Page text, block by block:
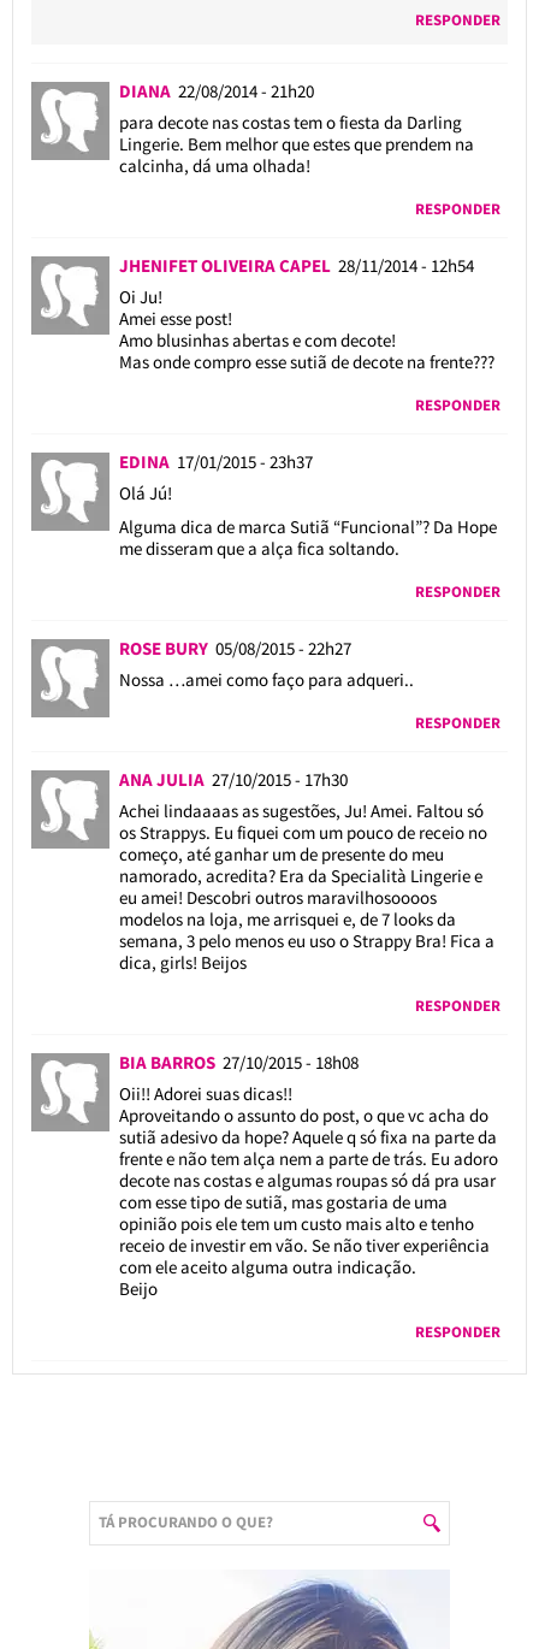
RESPONDER
DIANA 22/08/2014 - 21h20
para decote nas costas tem o fiesta da Darling
Lingerie. Bem melhor que estes que prendem na
calcinha, dá uma olhada!
RESPONDER
JHENIFET OLIVEIRA CAPEL 28/11/2014 - 12h54
Oi Ju!
Amei esse post!
Amo blusinhas abertas e com decote!
Mas onde compro esse sutiã de decote na frente???
RESPONDER
EDINA 17/01/2015 - 23h37
Olá Jú!
Alguma dica de marca Sutiã “Funcional”? Da Hope
me disseram que a alça fica soltando.
RESPONDER
ROSE BURY 05/08/2015 - 22h27
Nossa …amei como faço para adqueri..
RESPONDER
ANA JULIA 27/10/2015 - 17h30
Achei lindaaaas as sugestões, Ju! Amei. Faltou só
os Strappys. Eu fiquei com um pouco de receio no
começo, até ganhar um de presente do meu
namorado, acredita? Era da Specialità Lingerie e
eu amei! Descobri outros maravilhosoooos
modelos na loja, me arrisquei e, de 7 looks da
semana, 3 pelo menos eu uso o Strappy Bra! Fica a
dica, girls! Beijos
RESPONDER
BIA BARROS 27/10/2015 - 18h08
Oii!! Adorei suas dicas!!
Aproveitando o assunto do post, o que vc acha do
sutiã adesivo da hope? Aquele q só fixa na parte da
frente e não tem alça nem a parte de trás. Eu adoro
decote nas costas e algumas roupas só dá pra usar
com esse tipo de sutiã, mas gostaria de uma
opinião pois ele tem um custo mais alto e tenho
receio de investir em vão. Se não tiver experiência
com ele aceito alguma outra indicação.
Beijo
RESPONDER